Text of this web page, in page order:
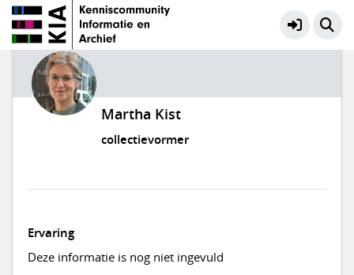
Martha Kist
collectievormer
Ervaring
Deze informatie is nog niet ingevuld